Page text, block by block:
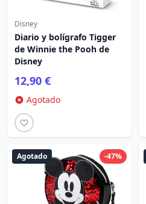
Disney
Diario y bolígrafo Tigger
de Winnie the Pooh de
Disney
12,90 €
Agotado
-47%
Agotado